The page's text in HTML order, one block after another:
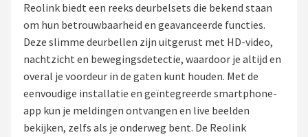
NAS
Shop
Eufy
Reolink biedt een reeks deurbelsets die bekend staan
om hun betrouwbaarheid en geavanceerde functies.
Deze slimme deurbellen zijn uitgerust met HD-video,
nachtzicht en bewegingsdetectie, waardoor je altijd en
overal je voordeur in de gaten kunt houden. Met de
eenvoudige installatie en geïntegreerde smartphone-
app kun je meldingen ontvangen en live beelden
bekijken, zelfs als je onderweg bent. De Reolink